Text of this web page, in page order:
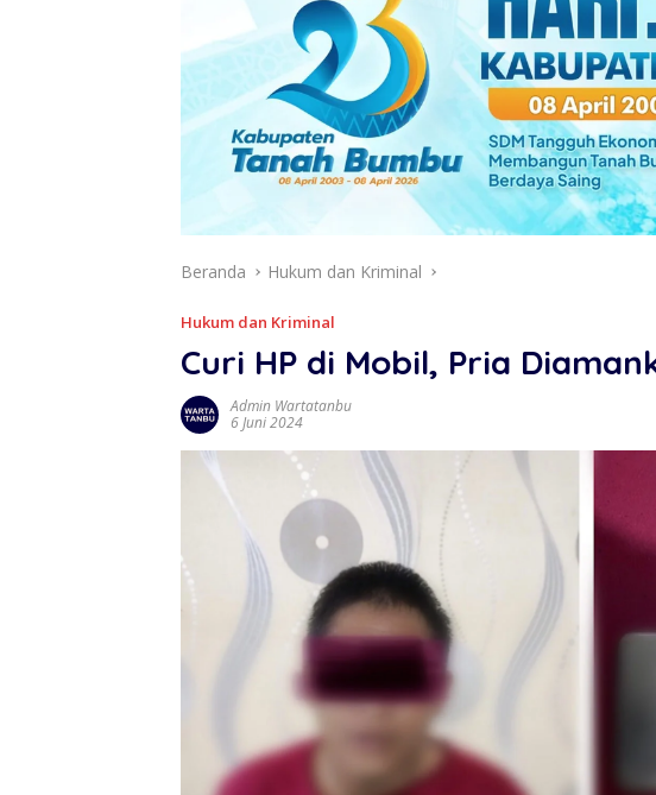
Beranda Hukum dan Kriminal
Hukum dan Kriminal
Curi HP di Mobil, Pria
Admin Wartatanbu
6 Juni 2024